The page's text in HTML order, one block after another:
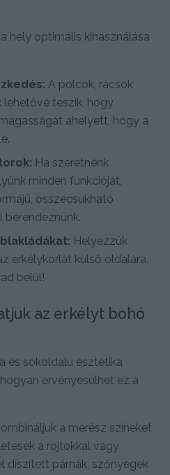
hely optimális kihasználása
A polcok, rácsok
teszik, hogy
ahelyett, hogy a
Ha szeretnénk
minden funkcióját,
összecsukható
berendeznünk.
Helyezzük
erkélykorlát külső oldalára,
belül!
az erkélyt bohó
és sokoldalú esztétika
érvényesülhet ez a
a merész színeket
a rojtokkal vagy
díszített párnák, szőnyegek